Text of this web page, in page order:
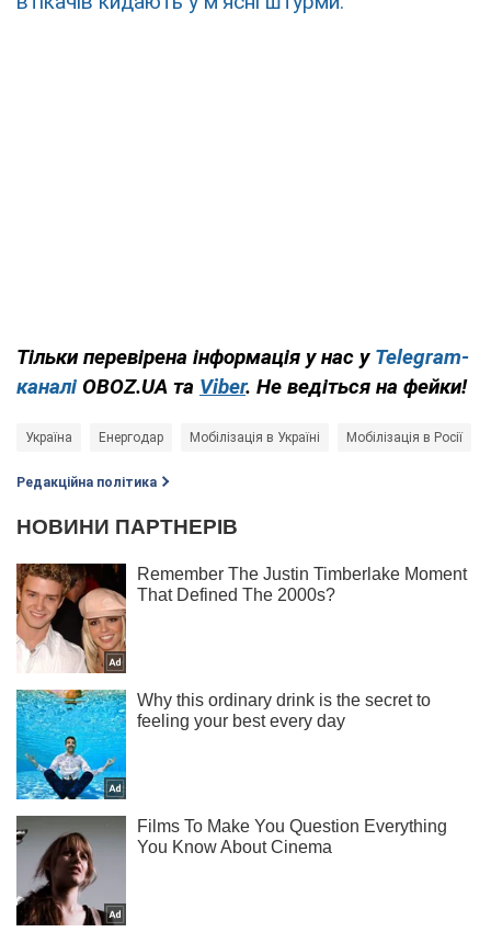
Тільки перевірена інформація у нас у Telegram-
каналі OBOZ.UA та Viber. Не ведіться на фейки!
Україна Енергодар Мобілізація в Україні Мобілізація в Росії
Редакційна політика